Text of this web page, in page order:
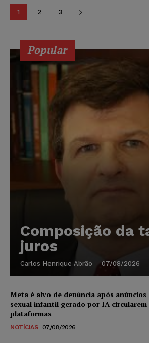
1 2 3
Popular
Composição da
juros
Carlos Henrique Abrão - 07/08/2026
Meta é alvo de denúncia após
sexual infantil gerado por IA circularem
plataformas
NOTÍCIAS 07/08/2026